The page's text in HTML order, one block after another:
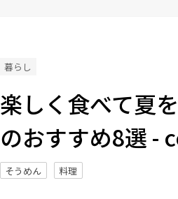
暮らし
楽しく食べて夏
のおすすめ8選 -
そうめん 料理